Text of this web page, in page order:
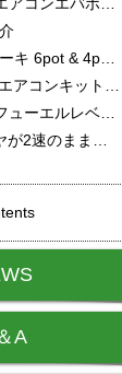
レーターを新発売！！
4potオーバーホール
ットタイプⅡ取り付け
ルセンサー新発売！！
ま変速しない！！
A